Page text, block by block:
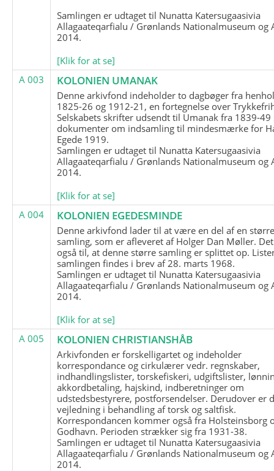
Samlingen er udtaget til Nunatta Katersugaasivia
Allagaateqarfialu / Grønlands Nationalmuseum og
2014.
[Klik for at se]
A 003
KOLONIEN UMANAK
Denne arkivfond indeholder to dagbøger fra
1825-26 og 1912-21, en fortegnelse over
Selskabets skrifter udsendt til Umanak fra 1839-49
dokumenter om indsamling til mindesmærke for
Egede 1919.
Samlingen er udtaget til Nunatta Katersugaasivia
Allagaateqarfialu / Grønlands Nationalmuseum og
2014.
[Klik for at se]
A 004
KOLONIEN EGEDESMINDE
Denne arkivfond lader til at være en del af en
samling, som er afleveret af Holger Dan Møller.
også til, at denne større samling er splittet op.
samlingen findes i brev af 28. marts 1968.
Samlingen er udtaget til Nunatta Katersugaasivia
Allagaateqarfialu / Grønlands Nationalmuseum og
2014.
[Klik for at se]
A 005
KOLONIEN CHRISTIANSHÅB
Arkivfonden er forskelligartet og indeholder
korrespondance og cirkulærer vedr. regnskaber,
indhandlingslister, torskefiskeri, udgiftslister,
akkordbetaling, hajskind, indberetninger om
udstedsbestyrere, postforsendelser. Derudover er
vejledning i behandling af torsk og saltfisk.
Korrespondancen kommer også fra Holsteinsborg
Godhavn. Perioden strækker sig fra 1931-38.
Samlingen er udtaget til Nunatta Katersugaasivia
Allagaateqarfialu / Grønlands Nationalmuseum og
2014.